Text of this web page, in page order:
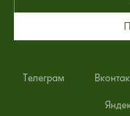
Телеграм